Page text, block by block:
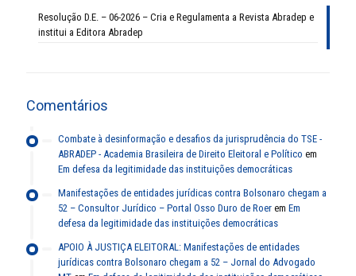
Resolução D.E. – 06-2026 – Cria e Regulamenta a Revista Abradep e
institui a Editora Abradep
Comentários
Combate à desinformação e desafios da jurisprudência do TSE -
ABRADEP - Academia Brasileira de Direito Eleitoral e Político em
Em defesa da legitimidade das instituições democráticas
Manifestações de entidades jurídicas contra Bolsonaro chegam a
52 – Consultor Jurídico – Portal Osso Duro de Roer em Em
defesa da legitimidade das instituições democráticas
APOIO À JUSTIÇA ELEITORAL: Manifestações de entidades
jurídicas contra Bolsonaro chegam a 52 – Jornal do Advogado